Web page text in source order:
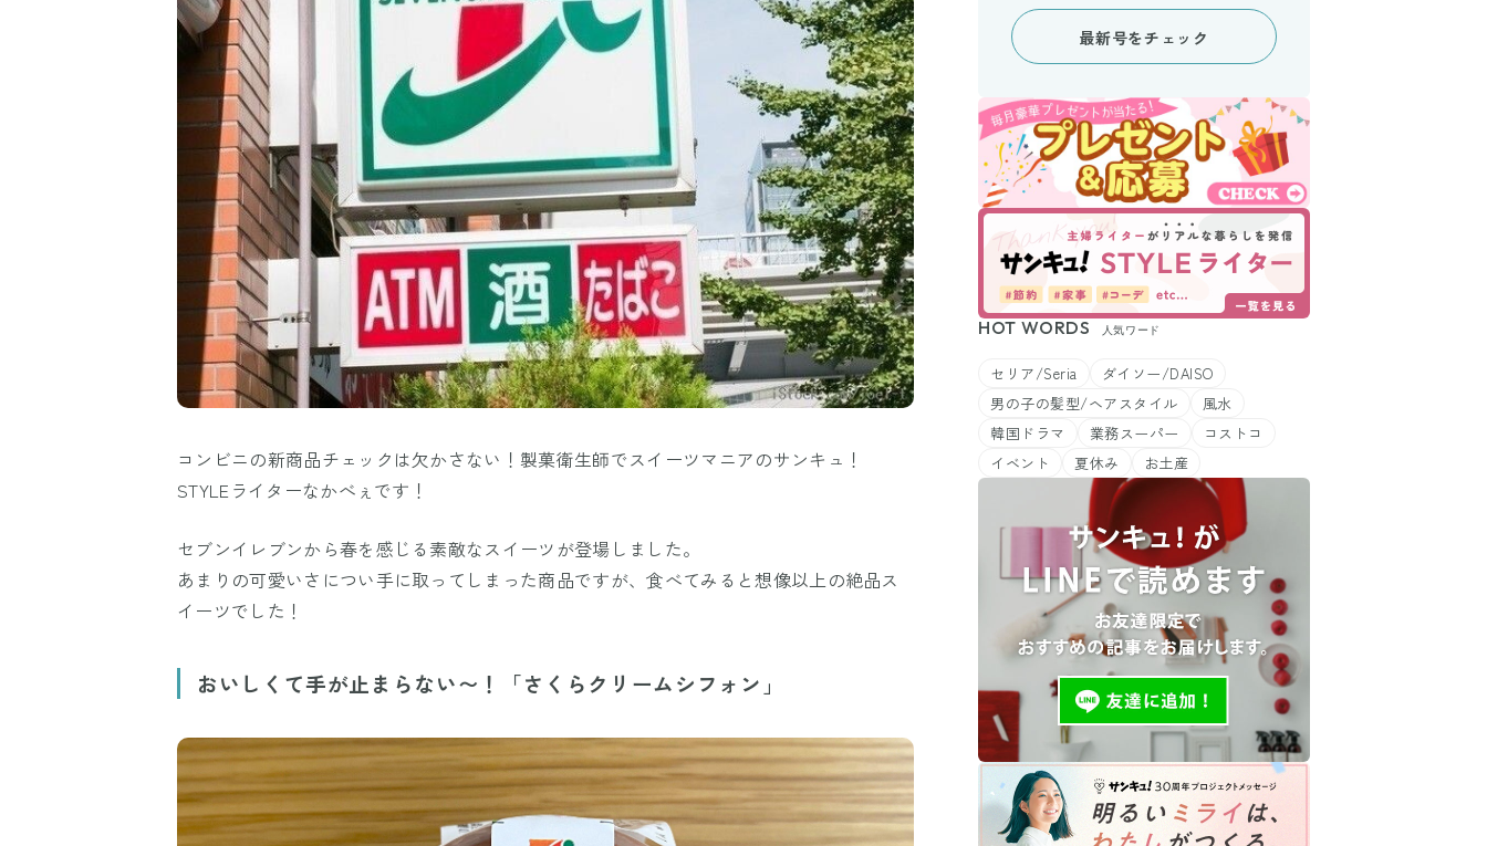
コンビニの新商品チェックは欠かさない！製菓衛生師でスイーツマニアのサンキュ！
STYLEライターなかべぇです！
セブンイレブンから春を感じる素敵なスイーツが登場しました。
あまりの可愛いさについ手に取ってしまった商品ですが、食べてみると想像以上の絶品ス
イーツでした！
おいしくて手が止まらない〜！「さくらクリームシフォン」
最新号をチェック
HOT WORDS 人気ワード
セリア/Seria
ダイソー/DAISO
男の子の髪型/ヘアスタイル
風水
韓国ドラマ
業務スーパー
コストコ
イベント
夏休み お土産